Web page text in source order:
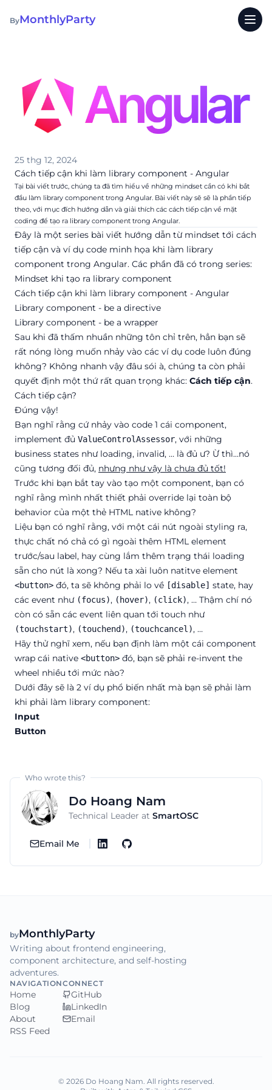
ByMonthlyParty
25 thg 12, 2024
Cách tiếp cận khi làm library component - Angular
Tại bài viết trước, chúng ta đã tìm hiểu về những mindset cần có khi bắt
đầu làm library component trong Angular. Bài viết này sẽ sẽ là phần tiếp
theo, với mục đích hướng dẫn và giải thích các cách tiếp cận về mặt
coding để tạo ra library component trong Angular.
Đây là một series bài viết hướng dẫn từ mindset tới cách
tiếp cận và ví dụ code minh họa khi làm library
component trong Angular. Các phần đã có trong series:
Mindset khi tạo ra library component
Cách tiếp cận khi làm library component - Angular
Library component - be a directive
Library component - be a wrapper
Sau khi đã thấm nhuần những tôn chỉ trên, hẳn bạn sẽ
rất nóng lòng muốn nhảy vào các ví dụ code luôn đúng
không? Không nhanh vậy đâu sói à, chúng ta còn phải
quyết định một thứ rất quan trọng khác: Cách tiếp cận.
Cách tiếp cận?
Đúng vậy!
Bạn nghĩ rằng cứ nhảy vào code 1 cái component,
implement đủ ValueControlAssessor, với những
business states như loading, invalid, … là đủ ư? Ừ thì…nó
cũng tương đối đủ, nhưng như vậy là chưa đủ tốt!
Trước khi bạn bắt tay vào tạo một component, bạn có
nghĩ rằng mình nhất thiết phải override lại toàn bộ
behavior của một thẻ HTML native không?
Liệu bạn có nghĩ rằng, với một cái nút ngoài styling ra,
thực chất nó chả có gì ngoài thêm HTML element
trước/sau label, hay cùng lắm thêm trạng thái loading
sẵn cho nút là xong? Nếu ta xài luôn natitve element
<button> đó, ta sẽ không phải lo về [disable] state, hay
các event như (focus), (hover), (click), … Thậm chí nó
còn có sẵn các event liên quan tới touch như
(touchstart), (touchend), (touchcancel), …
Hãy thử nghĩ xem, nếu bạn định làm một cái component
wrap cái native <button> đó, bạn sẽ phải re-invent the
wheel nhiều tới mức nào?
Dưới đây sẽ là 2 ví dụ phổ biến nhất mà bạn sẽ phải làm
khi phải làm library component:
Input
Button
Who wrote this?
Do Hoang Nam
Technical Leader at SmartOSC
Email Me
byMonthlyParty
Writing about frontend engineering,
component architecture, and self-hosting
adventures.
NAVIGATION
Home
Blog
About
RSS Feed
CONNECT
GitHub
LinkedIn
Email
© 2026 Do Hoang Nam. All rights reserved.